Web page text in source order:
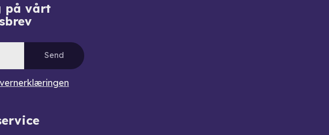
på vårt
Send